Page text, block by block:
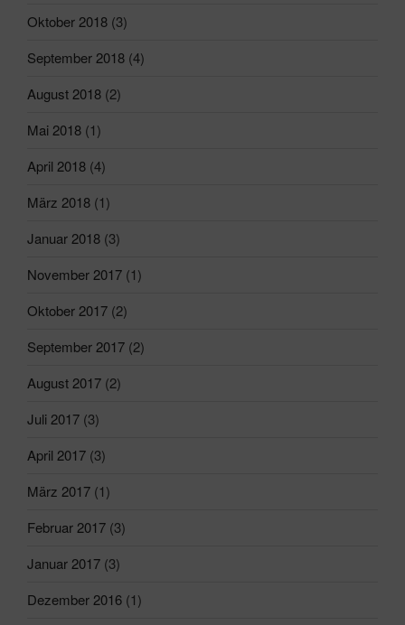
Oktober 2018 (3)
September 2018 (4)
August 2018 (2)
Mai 2018 (1)
April 2018 (4)
März 2018 (1)
Januar 2018 (3)
November 2017 (1)
Oktober 2017 (2)
September 2017 (2)
August 2017 (2)
Juli 2017 (3)
April 2017 (3)
März 2017 (1)
Februar 2017 (3)
Januar 2017 (3)
Dezember 2016 (1)